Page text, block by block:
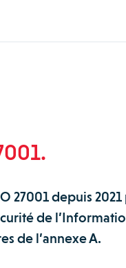
27001 depuis
de
de l’annexe A.